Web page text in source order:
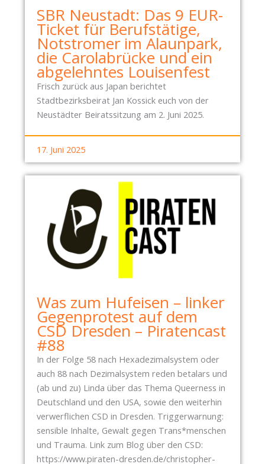
SBR Neustadt: Das 9 EUR-
Ticket für Berufstätige,
Notstromer im Alaunpark,
die Carolabrücke und ein
abgelehntes Louisenfest
Frisch zurück aus Japan berichtet
Stadtbezirksbeirat Jan Kossick euch von der
Neustädter Beiratssitzung am 2. Juni 2025.
17. Juni 2025
Was zum Hufeisen – linker
Gegenprotest auf dem
CSD Dresden – Piratencast
#88
In der Folge 58 nach Hexadezimalsystem oder
auch 88 nach Dezimalsystem reden betalars und
(ab und zu) Linda über das Thema Queerness in
Deutschland und den USA, sowie den weiterhin
verwerflichen CSD in Dresden. Triggerwarnung:
sensible Inhalte, Gewalt gegen Trans*menschen
und Trauma. Link zum Blog über den CSD:
https://www.piraten-dresden.de/christopher-